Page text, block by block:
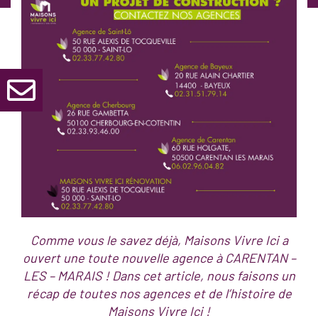
Comme vous le savez déjà, Maisons Vivre Ici a
ouvert une toute nouvelle agence à CARENTAN –
LES – MARAIS ! Dans cet article, nous faisons un
récap de toutes nos agences et de l’histoire de
Maisons Vivre Ici !